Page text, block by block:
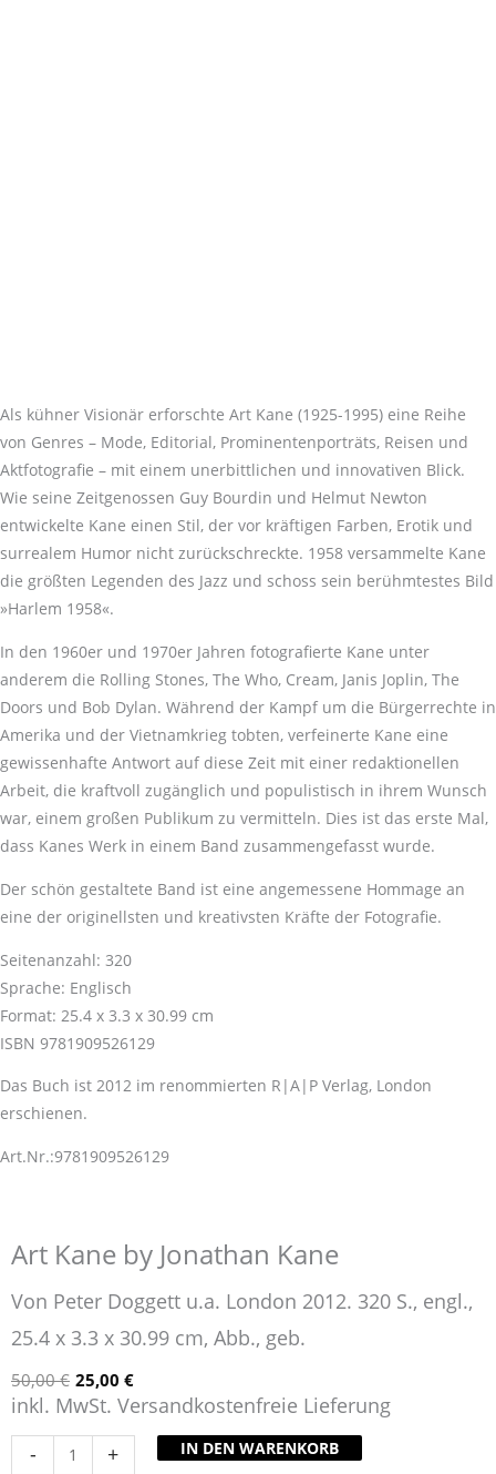
Als kühner Visionär erforschte Art Kane (1925-1995) eine Reihe
von Genres – Mode, Editorial, Prominentenporträts, Reisen und
Aktfotografie – mit einem unerbittlichen und innovativen Blick.
Wie seine Zeitgenossen Guy Bourdin und Helmut Newton
entwickelte Kane einen Stil, der vor kräftigen Farben, Erotik und
surrealem Humor nicht zurückschreckte. 1958 versammelte Kane
die größten Legenden des Jazz und schoss sein berühmtestes Bild
»Harlem 1958«.
In den 1960er und 1970er Jahren fotografierte Kane unter
anderem die Rolling Stones, The Who, Cream, Janis Joplin, The
Doors und Bob Dylan. Während der Kampf um die Bürgerrechte in
Amerika und der Vietnamkrieg tobten, verfeinerte Kane eine
gewissenhafte Antwort auf diese Zeit mit einer redaktionellen
Arbeit, die kraftvoll zugänglich und populistisch in ihrem Wunsch
war, einem großen Publikum zu vermitteln. Dies ist das erste Mal,
dass Kanes Werk in einem Band zusammengefasst wurde.
Der schön gestaltete Band ist eine angemessene Hommage an
eine der originellsten und kreativsten Kräfte der Fotografie.
Seitenanzahl: 320
Sprache: Englisch
Format: 25.4 x 3.3 x 30.99 cm
ISBN 9781909526129
Das Buch ist 2012 im renommierten R|A|P Verlag, London
erschienen.
Art.Nr.:9781909526129
Art Kane by Jonathan Kane
Von Peter Doggett u.a. London 2012. 320 S., engl.,
25.4 x 3.3 x 30.99 cm, Abb., geb.
50,00€ 25,00 €
inkl. MwSt. Versandkostenfreie Lieferung
-
+ IN DEN WARENKORB